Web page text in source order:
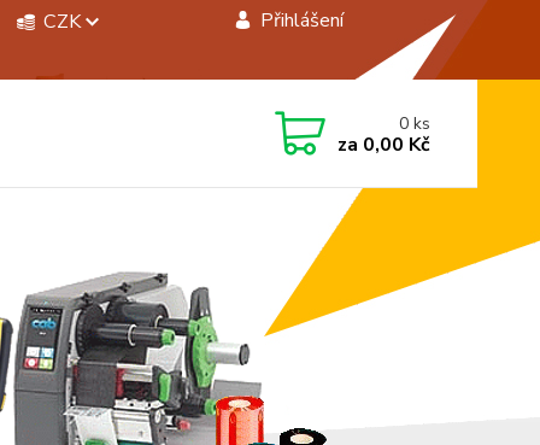
CZK Přihlášení
0ks
za 0,00 Kč